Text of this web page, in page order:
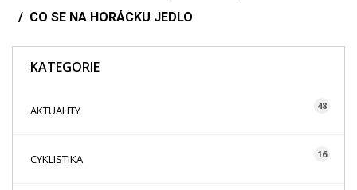
CO SE NA HORÁCKU JEDLO
KATEGORIE
AKTUALITY 48
CYKLISTIKA 16